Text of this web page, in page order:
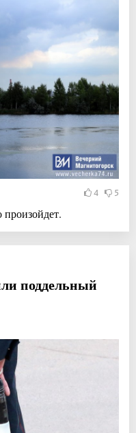
4 5
произойдет.
поддельный